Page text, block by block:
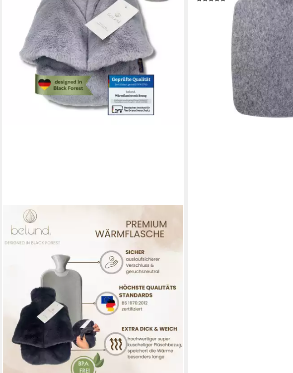
lieferbar - in 3-4 Werktagen bei dir